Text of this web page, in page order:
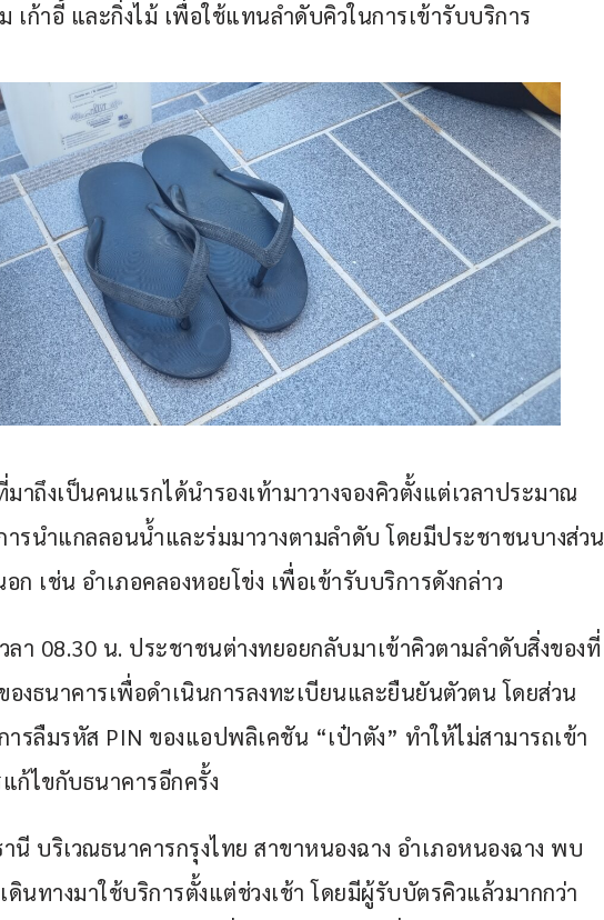
เก้าอี้ และกิ่งไม้ เพื่อใช้แทนลำดับคิวในการเข้ารับบริการ
าถึงเป็นคนแรกได้นำรองเท้ามาวางจองคิวตั้งแต่เวลาประมาณ
รนำแกลลอนน้ำและร่มมาวางตามลำดับ โดยมีประชาชนบางส่วน
ก เช่น อำเภอคลองหอยโข่ง เพื่อเข้ารับบริการดังกล่าว
ลา 08.30 น. ประชาชนต่างทยอยกลับมาเข้าคิวตามลำดับสิ่งของที่
องธนาคารเพื่อดำเนินการลงทะเบียนและยืนยันตัวตน โดยส่วน
ลืมรหัส PIN ของแอปพลิเคชัน “เป๋าตัง” ทำให้ไม่สามารถเข้า
ก้ไขกับธนาคารอีกครั้ง
นี บริเวณธนาคารกรุงไทย สาขาหนองฉาง อำเภอหนองฉาง พบ
นทางมาใช้บริการตั้งแต่ช่วงเช้า โดยมีผู้รับบัตรคิวแล้วมากกว่า